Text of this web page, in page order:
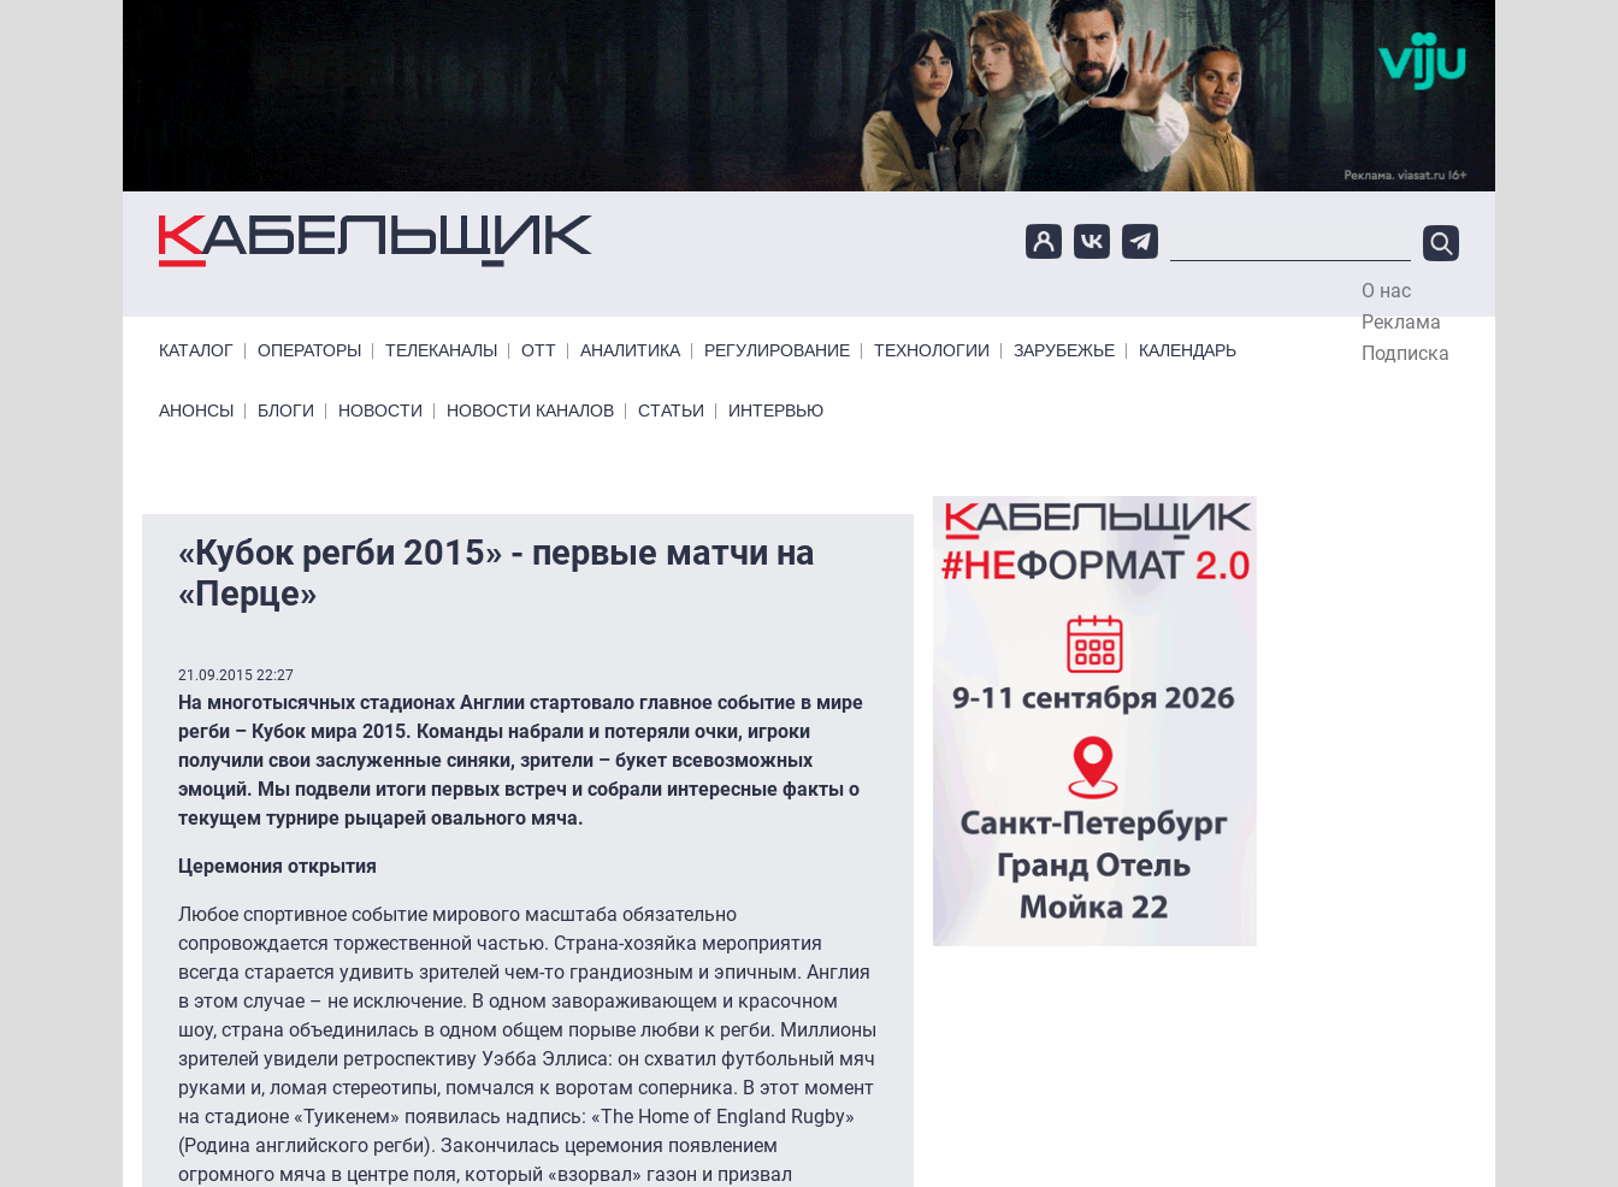
О нас
Реклама
Подписка
КАТАЛОГ ОПЕРАТОРЫ ТЕЛЕКАНАЛЫ ОТТ АНАЛИТИКА РЕГУЛИРОВАНИЕ ТЕХНОЛОГИИ ЗАРУБЕЖЬЕ КАЛЕНДАРЬ
Primary links bottom
АНОНСЫ БЛОГИ НОВОСТИ НОВОСТИ КАНАЛОВ СТАТЬИ ИНТЕРВЬЮ
«Кубок регби 2015» - первые матчи на
«Перце»
21.09.2015 22:27
На многотысячных стадионах Англии стартовало главное событие в мире
регби – Кубок мира 2015. Команды набрали и потеряли очки, игроки
получили свои заслуженные синяки, зрители – букет всевозможных
эмоций. Мы подвели итоги первых встреч и собрали интересные факты о
текущем турнире рыцарей овального мяча.
Церемония открытия
Любое спортивное событие мирового масштаба обязательно
сопровождается торжественной частью. Страна-хозяйка мероприятия
всегда старается удивить зрителей чем-то грандиозным и эпичным. Англия
в этом случае – не исключение. В одном завораживающем и красочном
шоу, страна объединилась в одном общем порыве любви к регби. Миллионы
зрителей увидели ретроспективу Уэбба Эллиса: он схватил футбольный мяч
руками и, ломая стереотипы, помчался к воротам соперника. В этот момент
на стадионе «Туикенем» появилась надпись: «The Home of England Rugby»
(Родина английского регби). Закончилась церемония появлением
огромного мяча в центре поля, который «взорвал» газон и призвал